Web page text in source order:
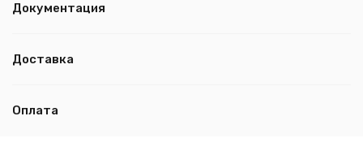
Документация
Доставка
Оплата